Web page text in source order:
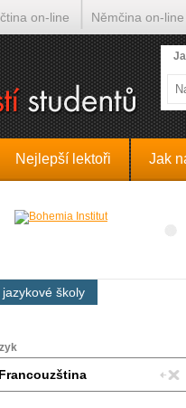
Nejlepší lektoři Jak
školy
on-line Němčina on-line